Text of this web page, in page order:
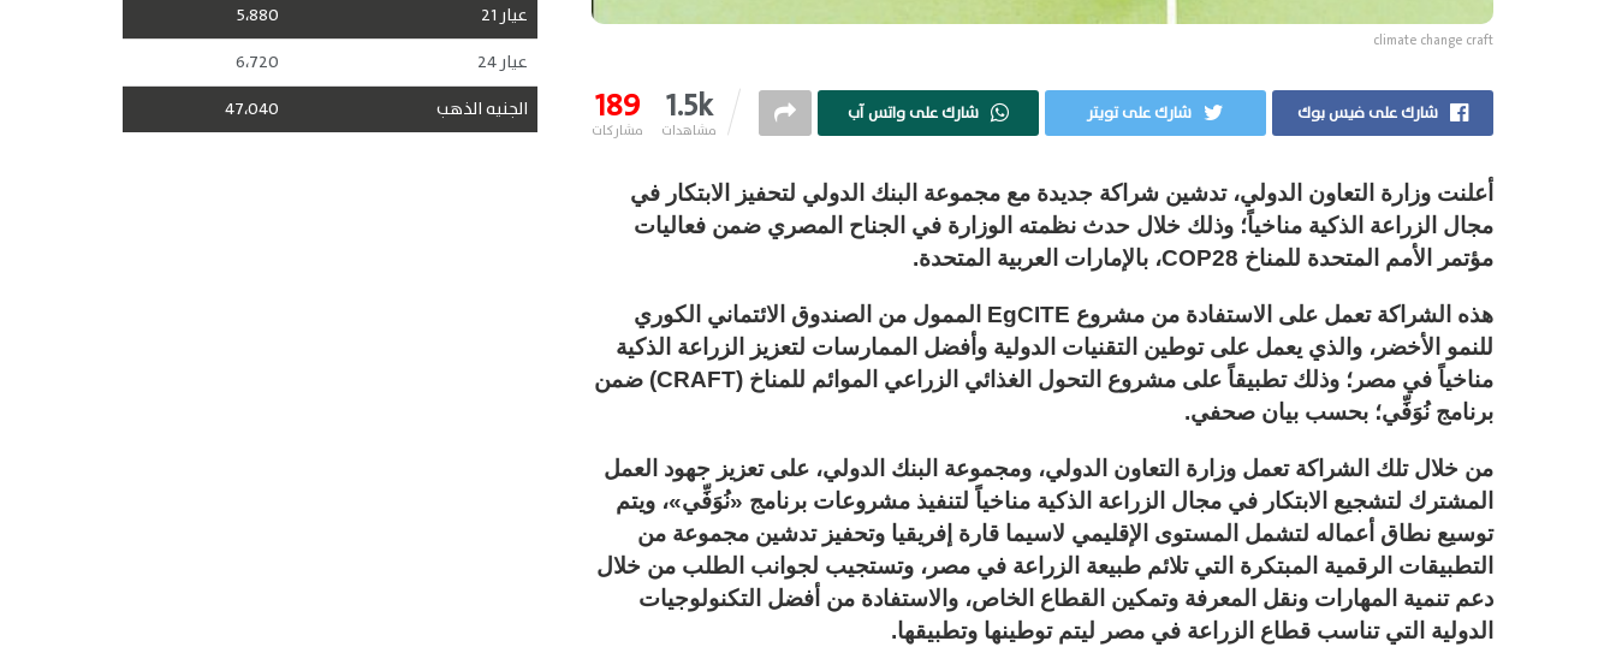
climate change craft
189
مشاركات 1.5k
مشاهدات
شارك على فيس بوك شارك على تويتر شارك على واتس آب
أعلنت وزارة التعاون الدولي، تدشين شراكة جديدة مع مجموعة البنك الدولي لتحفيز الابتكار في
مجال الزراعة الذكية مناخياً؛ وذلك خلال حدث نظمته الوزارة في الجناح المصري ضمن فعاليات
مؤتمر الأمم المتحدة للمناخ COP28، بالإمارات العربية المتحدة.
هذه الشراكة تعمل على الاستفادة من مشروع EgCITE الممول من الصندوق الائتماني الكوري
للنمو الأخضر، والذي يعمل على توطين التقنيات الدولية وأفضل الممارسات لتعزيز الزراعة الذكية
مناخياً في مصر؛ وذلك تطبيقاً على مشروع التحول الغذائي الزراعي الموائم للمناخ (CRAFT) ضمن
برنامج نُوَفِّي؛ بحسب بيان صحفي.
من خلال تلك الشراكة تعمل وزارة التعاون الدولي، ومجموعة البنك الدولي، على تعزيز جهود العمل
المشترك لتشجيع الابتكار في مجال الزراعة الذكية مناخياً لتنفيذ مشروعات برنامج «نُوَفِّي»، ويتم
توسيع نطاق أعماله لتشمل المستوى الإقليمي لاسيما قارة إفريقيا وتحفيز تدشين مجموعة من
التطبيقات الرقمية المبتكرة التي تلائم طبيعة الزراعة في مصر، وتستجيب لجوانب الطلب من خلال
دعم تنمية المهارات ونقل المعرفة وتمكين القطاع الخاص، والاستفادة من أفضل التكنولوجيات
الدولية التي تناسب قطاع الزراعة في مصر ليتم توطينها وتطبيقها.
عيار 21
5،880
عيار 24
6،720
الجنيه الذهب
47،040